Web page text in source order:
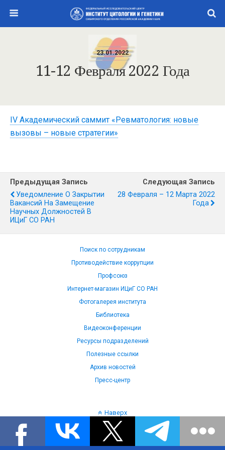
23.01.2022
11-12 Февраля 2022 Года
IV Академический саммит «Ревматология: новые
вызовы – новые стратегии»
Предыдущая Запись
Уведомление О Закрытии
Вакансий На Замещение
Научных Должностей В
ИЦиГ СО РАН
Следующая Запись
28 Февраля – 12 Марта 2022
Года
Поиск по сотрудникам
Противодействие коррупции
Профсоюз
Интернет-магазин ИЦиГ СО РАН
Фотогалерея института
Библиотека
Видеоконференции
Ресурсы подразделений
Полезные ссылки
Архив новостей
Пресс-центр
Наверх